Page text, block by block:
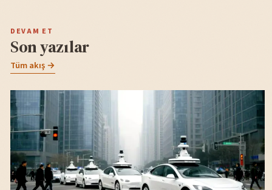
DEVAM ET
Son yazılar
Tüm akış →